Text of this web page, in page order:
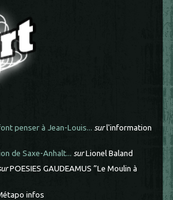
penser à Jean-Louis... sur l'information
de Saxe-Anhalt... surLionel Baland
POESIES GAUDEAMUS ”Le Moulin à
infos